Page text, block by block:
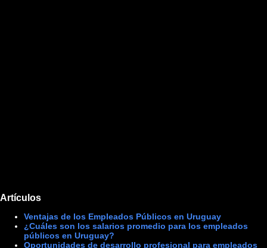
Artículos
Ventajas de los Empleados Públicos en Uruguay
¿Cuáles son los salarios promedio para los empleados
públicos en Uruguay?
Oportunidades de desarrollo profesional para empleados